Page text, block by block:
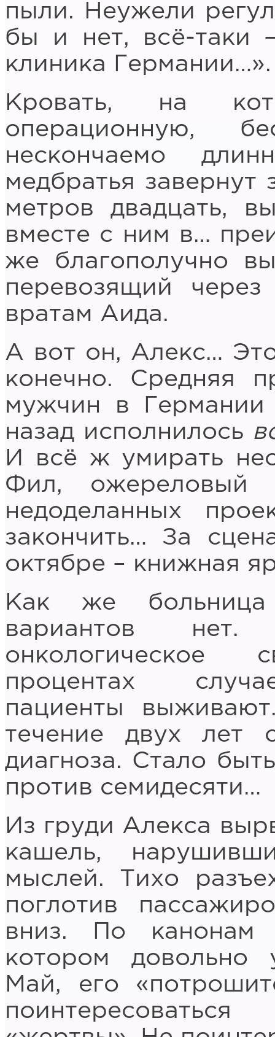
пыли. Неужели
бы и нет, всё-таки
клиника Германии…».
Кровать, на
операционную,
нескончаемо
медбратья завернут
метров двадцать,
вместе с ним в…
же благополучно
перевозящий
вратам Аида.
А вот он, Алекс…
конечно. Средняя
мужчин в
назад исполнилось
И всё ж умирать
Фил, ожереловый
недоделанных
закончить… За
октябре – книжная
Как же
вариантов
онкологическое
процентах
пациенты
течение двух лет
диагноза. Стало
против семидесяти…
Из груди Алекса
кашель,
мыслей. Тихо
поглотив
вниз. По канонам
котором довольно
Май, его